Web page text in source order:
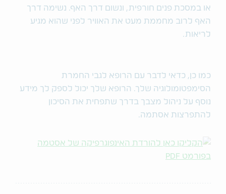
או במסכת פנים חורפית, ונשום דרך האף. נשימה דרך
האף לרוב מחממת מעט את האוויר לפני שהוא מגיע
לריאות.
כמו כן, כדאי לדבר עם הרופא לגבי החמרת
הסימפטומולוגיה שלך. הרופא שלך יכול לספק לך מידע
נוסף על ניהול מצבך בדרך שתפחית את הסיכון
להתפרצות אסתמה.